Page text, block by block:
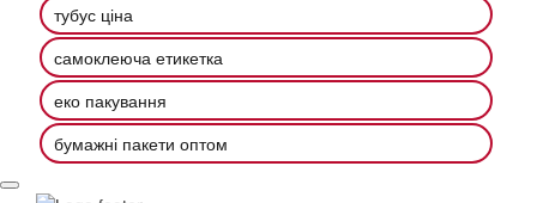
тубус ціна
самоклеюча етикетка
еко пакування
бумажні пакети оптом